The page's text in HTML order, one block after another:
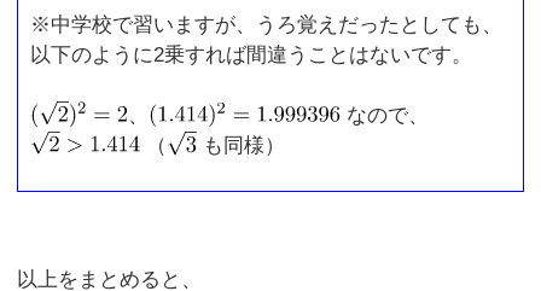
※中学校で習いますが、うろ覚えだったとしても、
以下のように2乗すれば間違うことはないです。
、
なので、
（
も同様）
以上をまとめると、